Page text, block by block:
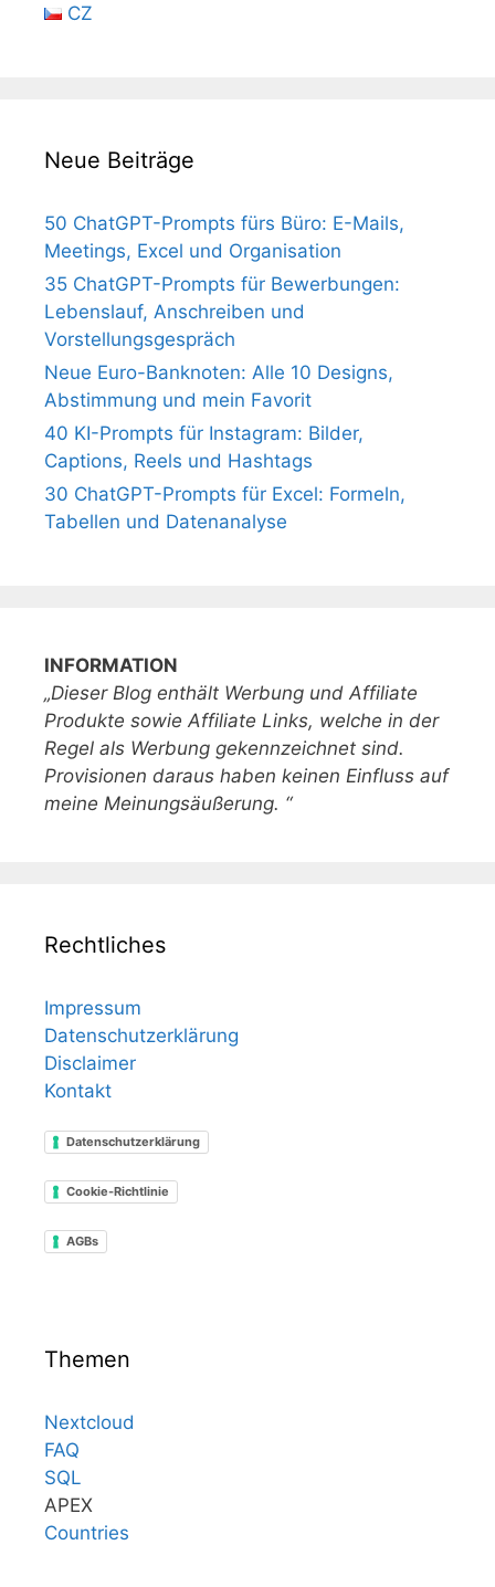
CZ
Neue Beiträge
50 ChatGPT-Prompts fürs Büro: E-Mails,
Meetings, Excel und Organisation
35 ChatGPT-Prompts für Bewerbungen:
Lebenslauf, Anschreiben und
Vorstellungsgespräch
Neue Euro-Banknoten: Alle 10 Designs,
Abstimmung und mein Favorit
40 KI-Prompts für Instagram: Bilder,
Captions, Reels und Hashtags
30 ChatGPT-Prompts für Excel: Formeln,
Tabellen und Datenanalyse
INFORMATION
„Dieser Blog enthält Werbung und Affiliate
Produkte sowie Affiliate Links, welche in der
Regel als Werbung gekennzeichnet sind.
Provisionen daraus haben keinen Einfluss auf
meine Meinungsäußerung. “
Rechtliches
Impressum
Datenschutzerklärung
Disclaimer
Kontakt
Datenschutzerklärung
Cookie-Richtlinie
AGBs
Themen
Nextcloud
FAQ
SQL
APEX
Countries